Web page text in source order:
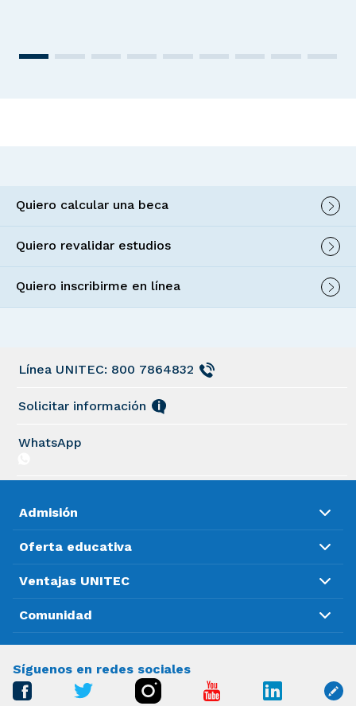
Quiero calcular una beca
Quiero revalidar estudios
Quiero inscribirme en línea
Línea UNITEC: 800 7864832
Solicitar información
WhatsApp
Admisión
Oferta educativa
Ventajas UNITEC
Comunidad
Síguenos en redes sociales